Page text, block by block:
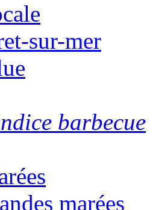
sur-mer
barbecue
marées